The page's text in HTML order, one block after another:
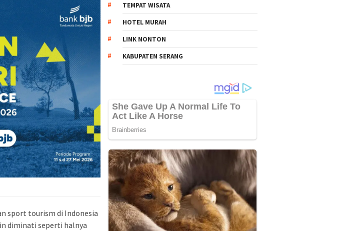
sport tourism di Indonesia
diminati seperti halnya
TEMPAT WISATA
HOTEL MURAH
LINK NONTON
KABUPATEN SERANG